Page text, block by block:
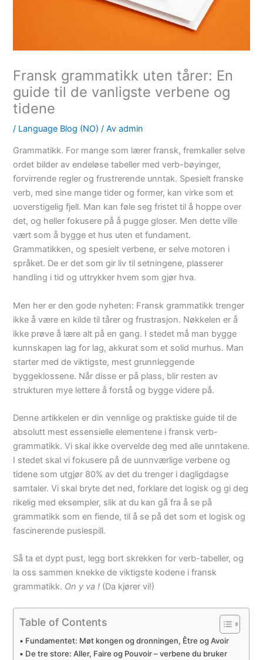
Fransk grammatikk uten tårer: En
guide til de vanligste verbene og
tidene
/ Language Blog (NO) / Av admin
Grammatikk. For mange som lærer fransk, fremkaller selve
ordet bilder av endeløse tabeller med verb-bøyinger,
forvirrende regler og frustrerende unntak. Spesielt franske
verb, med sine mange tider og former, kan virke som et
uoverstigelig fjell. Man kan føle seg fristet til å hoppe over
det, og heller fokusere på å pugge gloser. Men dette ville
vært som å bygge et hus uten et fundament.
Grammatikken, og spesielt verbene, er selve motoren i
språket. De er det som gir liv til setningene, plasserer
handling i tid og uttrykker hvem som gjør hva.
Men her er den gode nyheten: Fransk grammatikk trenger
ikke å være en kilde til tårer og frustrasjon. Nøkkelen er å
ikke prøve å lære alt på en gang. I stedet må man bygge
kunnskapen lag for lag, akkurat som et solid murhus. Man
starter med de viktigste, mest grunnleggende
byggeklossene. Når disse er på plass, blir resten av
strukturen mye lettere å forstå og bygge videre på.
Denne artikkelen er din vennlige og praktiske guide til de
absolutt mest essensielle elementene i fransk verb-
grammatikk. Vi skal ikke overvelde deg med alle unntakene.
I stedet skal vi fokusere på de uunnværlige verbene og
tidene som utgjør 80% av det du trenger i dagligdagse
samtaler. Vi skal bryte det ned, forklare det logisk og gi deg
rikelig med eksempler, slik at du kan gå fra å se på
grammatikk som en fiende, til å se på det som et logisk og
fascinerende puslespill.
Så ta et dypt pust, legg bort skrekken for verb-tabeller, og
la oss sammen knekke de viktigste kodene i fransk
grammatikk. On y va ! (Da kjører vi!)
Table of Contents
Fundamentet: Møt kongen og dronningen, Être og Avoir
De tre store: Aller, Faire og Pouvoir – verbene du bruker